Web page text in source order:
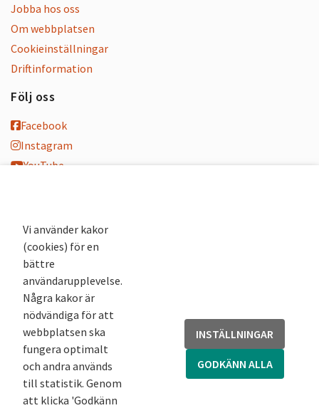
Jobba hos oss
Om webbplatsen
Cookieinställningar
Driftinformation
Följ oss
Facebook
Instagram
YouTube
Nyhetsbrev
Andra webbplatser
Arkivsök
Fornsök
Fornreg
Bebyggelseregistret
Runor
Kringla
Vi använder kakor
(cookies) för en
bättre
användarupplevelse.
Några kakor är
nödvändiga för att
webbplatsen ska
fungera optimalt
och andra används
till statistik. Genom
att klicka 'Godkänn
INSTÄLLNINGAR
GODKÄNN ALLA